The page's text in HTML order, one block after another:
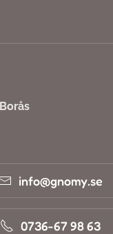
info@gnomy.se
0736-67 98 63